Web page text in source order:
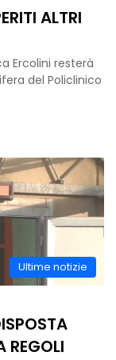
ALTRI
Ercolini resterà
del Policlinico
Ultime notizie
REGOLI